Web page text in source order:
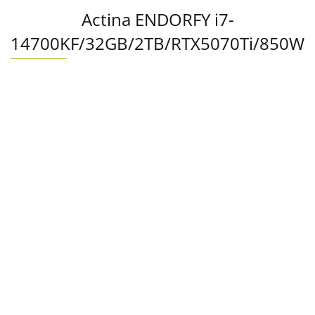
Actina ENDORFY i7-
14700KF/32GB/2TB/RTX5070Ti/850W